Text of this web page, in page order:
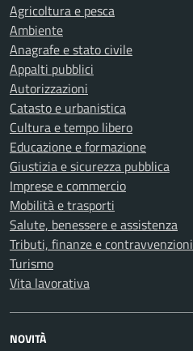
Agricoltura e pesca
Ambiente
Anagrafe e stato civile
Appalti pubblici
Autorizzazioni
Catasto e urbanistica
Cultura e tempo libero
Educazione e formazione
Giustizia e sicurezza pubblica
Imprese e commercio
Mobilità e trasporti
Salute, benessere e assistenza
Tributi, finanze e contravvenzioni
Turismo
Vita lavorativa
NOVITÀ